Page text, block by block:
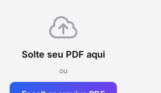
Solte seu PDF aqui
ou